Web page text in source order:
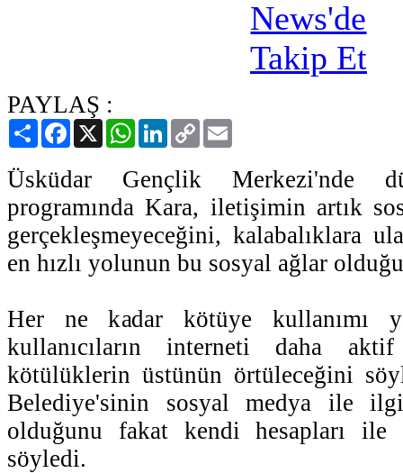
PAYLAŞ :
PaylaşFacebook
X WhatsAppLinkedIn
Copy
Link
Üsküdar Gençlik Merkezi'nde
programında Kara, iletişimin artık
gerçekleşmeyeceğini, kalabalıklara
en hızlı yolunun bu sosyal ağlar
Her ne kadar kötüye kullanımı
kullanıcıların interneti daha
kötülüklerin üstünün örtüleceğini
Belediye'sinin sosyal medya ile
olduğunu fakat kendi hesapları
söyledi.